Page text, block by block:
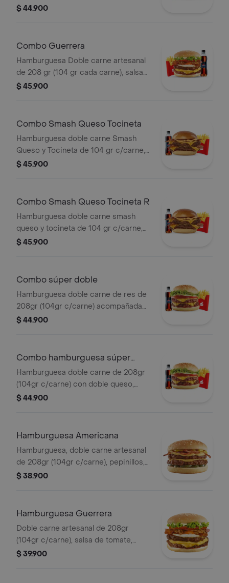
c/carne), con papas medianas, 1 copa
$ 44.900
Combo Guerrera
Hamburguesa Doble carne artesanal
de 208 gr (104 gr cada carne), salsa
de tomate, doble tajada cheddar,
salsa Presto y bebida 400 ml
$ 45.900
Combo Smash Queso Tocineta
Hamburguesa doble carne Smash
Queso y Tocineta de 104 gr c/carne,
acompañada con papas medianas y
$ 45.900
Combo Smash Queso Tocineta R
Hamburguesa doble carne smash
queso y tocineta de 104 gr c/carne,
acompañada con papas medianas y
$ 45.900
Combo súper doble
Hamburguesa doble carne de res de
208gr (104gr c/carne) acompañada
de unas papas medianas, 1 copa de
$ 44.900
Combo hamburguesa súper
doble carne
Hamburguesa doble carne de 208gr
(104gr c/carne) con doble queso,
cebolla, tomate, lechuga, salsa presto
$ 44.900
Hamburguesa Americana
Hamburguesa, doble carne artesanal
de 208gr (104gr c/carne), pepinillos,
tajada cheddar y aderezo cheddar,
$ 38.900
Hamburguesa Guerrera
Doble carne artesanal de 208gr
(104gr c/carne), salsa de tomate,
doble tajada cheddar, cebolla grillé,
$ 39.900